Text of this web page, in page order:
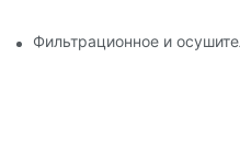
Фильтрационное и